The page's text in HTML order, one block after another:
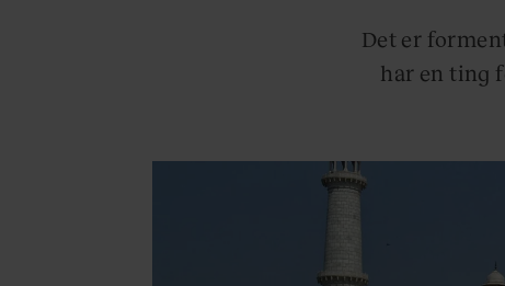
Det er
har en ting